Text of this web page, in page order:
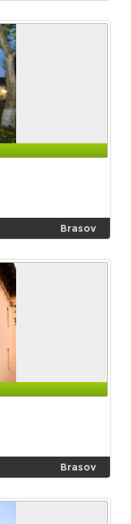
Brasov
Brasov